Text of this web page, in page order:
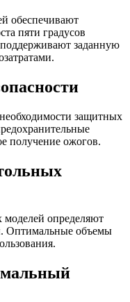
обеспечивают
пяти градусов
заданную
защитных
получение ожогов.
определяют
Оптимальные объемы